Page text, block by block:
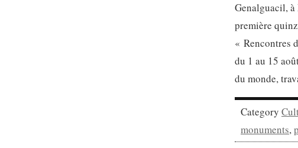
Genalguacil, à
première
« Rencontres
du 1 au 15
du monde,
Category
monuments,